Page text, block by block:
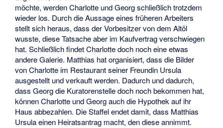
möchte, werden Charlotte und Georg schließlich trotzdem
wieder los. Durch die Aussage eines früheren Arbeiters
stellt sich heraus, dass der Vorbesitzer von dem Altöl
wusste, diese Tatsache aber im Kaufvertrag verschwiegen
hat. Schließlich findet Charlotte doch noch eine etwas
andere Galerie. Matthias hat organisiert, dass die Bilder
von Charlotte im Restaurant seiner Freundin Ursula
ausgestellt und verkauft werden. Dadurch und dadurch,
dass Georg die Kuratorenstelle doch noch bekommen hat,
können Charlotte und Georg auch die Hypothek auf ihr
Haus abbezahlen. Die Staffel endet damit, dass Matthias
Ursula einen Heiratsantrag macht, den diese annimmt.